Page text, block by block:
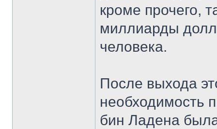
кроме прочего,
миллиарды
человека.
После выхода
необходимость
бин Ладена